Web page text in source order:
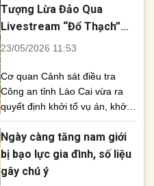
mô lớn, thu giữ số lượng lớn
súng, đạn và linh kiện phục vụ
từ Công an [...]
Tượng Lừa Đảo Qua
Livestream “Đổ Thạch”
Trên YouTube
23/05/2026 11:53
Cơ quan Cảnh sát điều tra
Công an tỉnh Lào Cai vừa ra
quyết định khởi tố vụ án, khởi
tố bị can đối với 11 đối tượng
liên quan đến hành vi lừa đảo
chiếm đoạt tài sản thông qua
hình thức livestream “đổ thạch”
Ngày càng tăng nam giới
bị bạo lực gia đình, số liệu
gây chú ý